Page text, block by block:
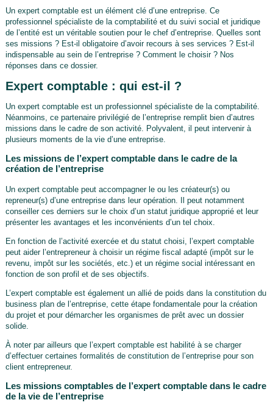
Un expert comptable est un élément clé d’une entreprise. Ce
professionnel spécialiste de la comptabilité et du suivi social et juridique
de l’entité est un véritable soutien pour le chef d’entreprise. Quelles sont
ses missions ? Est-il obligatoire d’avoir recours à ses services ? Est-il
indispensable au sein de l’entreprise ? Comment le choisir ? Nos
réponses dans ce dossier.
Expert comptable : qui est-il ?
Un expert comptable est un professionnel spécialiste de la comptabilité.
Néanmoins, ce partenaire privilégié de l’entreprise remplit bien d’autres
missions dans le cadre de son activité. Polyvalent, il peut intervenir à
plusieurs moments de la vie d’une entreprise.
Les missions de l’expert comptable dans le cadre de la
création de l’entreprise
Un expert comptable peut accompagner le ou les créateur(s) ou
repreneur(s) d’une entreprise dans leur opération. Il peut notamment
conseiller ces derniers sur le choix d’un statut juridique approprié et leur
présenter les avantages et les inconvénients d’un tel choix.
En fonction de l’activité exercée et du statut choisi, l’expert comptable
peut aider l’entrepreneur à choisir un régime fiscal adapté (impôt sur le
revenu, impôt sur les sociétés, etc.) et un régime social intéressant en
fonction de son profil et de ses objectifs.
L’expert comptable est également un allié de poids dans la constitution du
business plan de l’entreprise, cette étape fondamentale pour la création
du projet et pour démarcher les organismes de prêt avec un dossier
solide.
À noter par ailleurs que l’expert comptable est habilité à se charger
d’effectuer certaines formalités de constitution de l’entreprise pour son
client entrepreneur.
Les missions comptables de l’expert comptable dans le cadre
de la vie de l’entreprise